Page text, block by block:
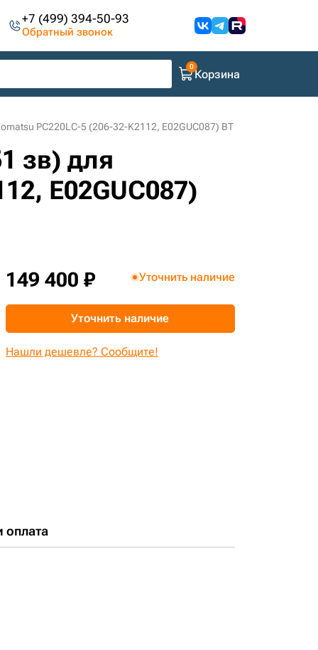
+7 (499) 394-50-93
Обратный звонок
Корзина
PC220LC-5 (206-32-K2112, E02GUC087) BT
зв) для
E02GUC087)
149 400 ₽ Уточнить наличие
Уточнить наличие
Нашли дешевле? Сообщите!
оплата